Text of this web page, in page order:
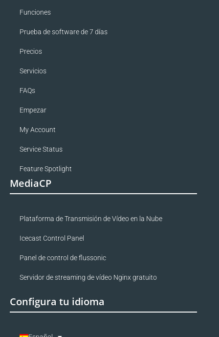
Funciones
Prueba de software de 7 días
Precios
Servicios
FAQs
Empezar
My Account
Service Status
Feature Spotlight
MediaCP
Plataforma de Transmisión de Vídeo en la Nube
Icecast Control Panel
Panel de control de flussonic
Servidor de streaming de vídeo Nginx gratuito
Configura tu idioma